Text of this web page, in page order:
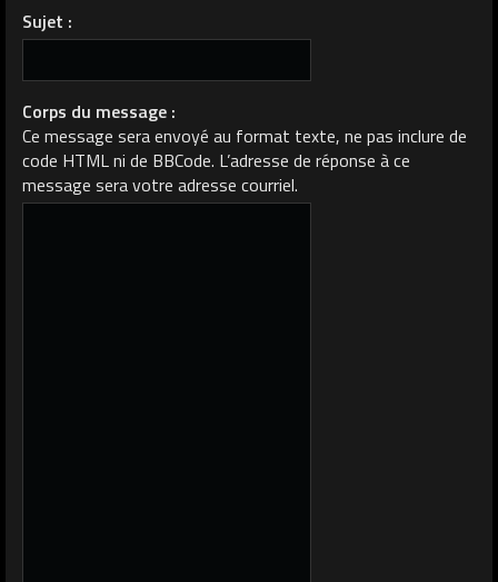
Sujet :
Corps du message :
Ce message sera envoyé au format texte, ne pas inclure de
code HTML ni de BBCode. L’adresse de réponse à ce
message sera votre adresse courriel.